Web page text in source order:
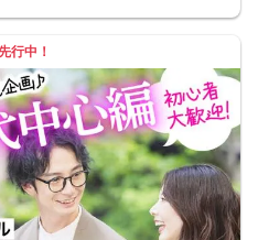
行中！